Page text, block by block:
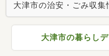
大津市の治安・ごみ収集
大津市の暮らし